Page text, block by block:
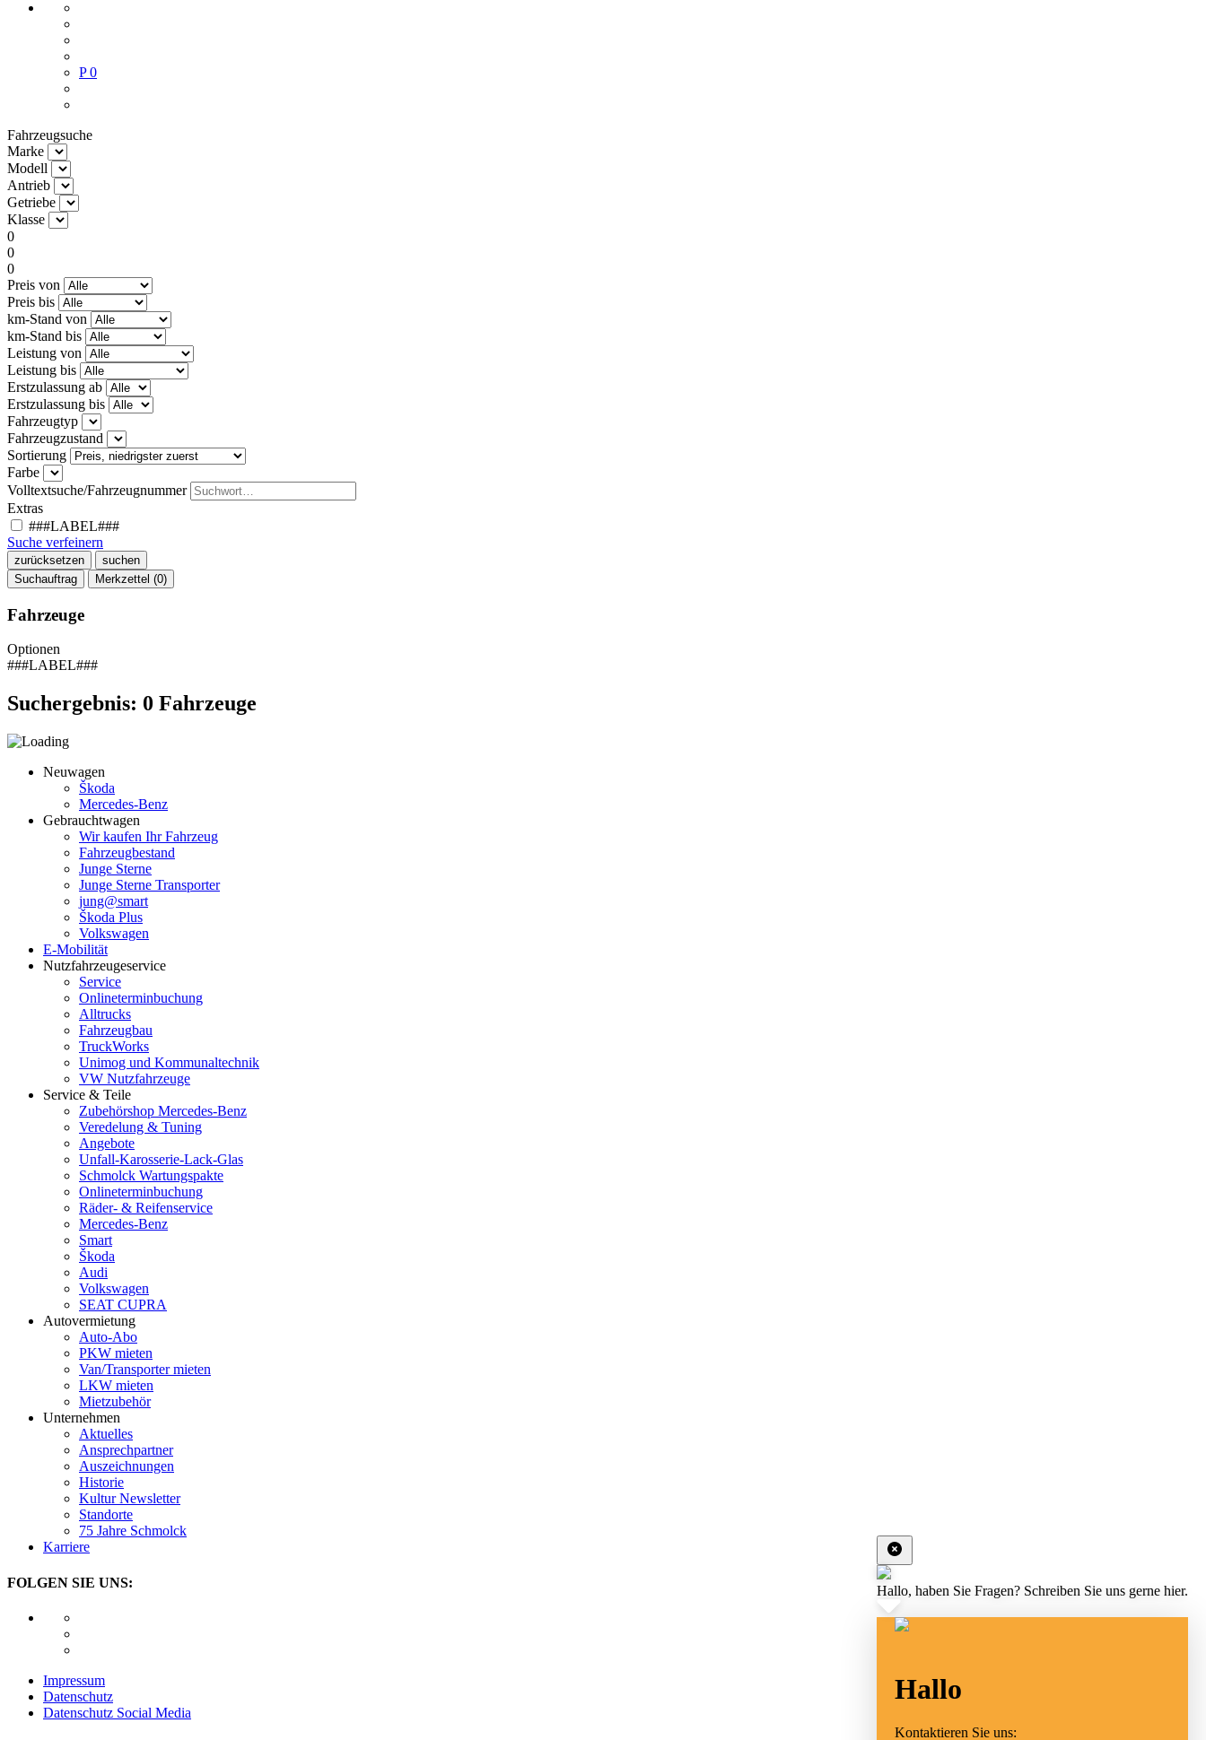
P 0
Fahrzeugsuche
Marke
Modell
Antrieb
Getriebe
Klasse
0
0
0
Preis von
Preis bis
km-Stand von
km-Stand bis
Leistung von
Leistung bis
Erstzulassung ab
Erstzulassung bis
Fahrzeugtyp
Fahrzeugzustand
Sortierung
Farbe
Volltextsuche/Fahrzeugnummer
Extras
###LABEL###
Suche verfeinern
zurücksetzen
suchen
Suchauftrag
Merkzettel (0)
Fahrzeuge
Optionen
###LABEL###
Suchergebnis: 0 Fahrzeuge
Neuwagen
Škoda
Mercedes-Benz
Gebrauchtwagen
Wir kaufen Ihr Fahrzeug
Fahrzeugbestand
Junge Sterne
Junge Sterne Transporter
jung@smart
Škoda Plus
Volkswagen
E-Mobilität
Nutzfahrzeugeservice
Service
Onlineterminbuchung
Alltrucks
Fahrzeugbau
TruckWorks
Unimog und Kommunaltechnik
VW Nutzfahrzeuge
Service & Teile
Zubehörshop Mercedes-Benz
Veredelung & Tuning
Angebote
Unfall-Karosserie-Lack-Glas
Schmolck Wartungspakte
Onlineterminbuchung
Räder- & Reifenservice
Mercedes-Benz
Smart
Škoda
Audi
Volkswagen
SEAT CUPRA
Autovermietung
Auto-Abo
PKW mieten
Van/Transporter mieten
LKW mieten
Mietzubehör
Unternehmen
Aktuelles
Ansprechpartner
Auszeichnungen
Historie
Kultur Newsletter
Standorte
75 Jahre Schmolck
Karriere
FOLGEN SIE UNS:
Impressum
Datenschutz
Datenschutz Social Media
Hallo, haben Sie Fragen? Schreiben Sie uns gerne hier.
Hallo
Kontaktieren Sie uns: